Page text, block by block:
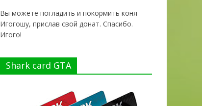
Вы можете погладить и покормить коня
Игогошу, прислав свой донат. Спасибо.
Игого!
Shark card GTA